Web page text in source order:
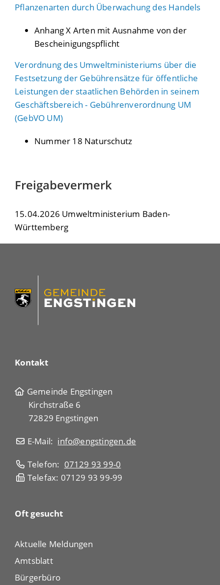
Pflanzenarten durch Überwachung des Handels
Anhang X Arten mit Ausnahme von der
Bescheinigungspflicht
Verordnung des Umweltministeriums über die
Festsetzung der Gebührensätze für öffentliche
Leistungen der staatlichen Behörden in seinem
Geschäftsbereich - Gebührenverordnung UM
(GebVO UM)
Nummer 18 Naturschutz
Freigabevermerk
15.04.2026 Umweltministerium Baden-
Württemberg
Kontakt
Gemeinde Engstingen
Kirchstraße 6
72829 Engstingen
E-Mail: info@engstingen.de
Telefon: 07129 93 99-0
Telefax: 07129 93 99-99
Oft gesucht
Aktuelle Meldungen
Amtsblatt
Bürgerbüro